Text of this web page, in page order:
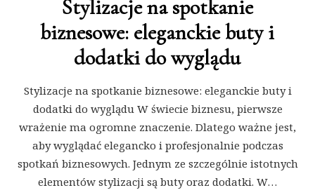
Stylizacje na spotkanie
biznesowe: eleganckie buty i
dodatki do wyglądu
Stylizacje na spotkanie biznesowe: eleganckie buty i
dodatki do wyglądu W świecie biznesu, pierwsze
wrażenie ma ogromne znaczenie. Dlatego ważne jest,
aby wyglądać elegancko i profesjonalnie podczas
spotkań biznesowych. Jednym ze szczególnie istotnych
elementów stylizacji są buty oraz dodatki. W…